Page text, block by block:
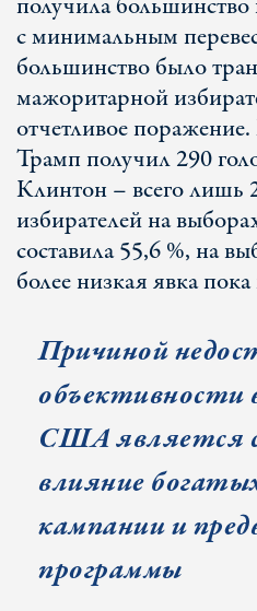
с минимальным
большинство было
мажоритарной
отчетливое
Трамп получил 290
Клинтон – всего лишь
избирателей на
составила 55,6 %, на
более низкая явка пока
Причиной
объективности
США является
влияние
кампании и
программы